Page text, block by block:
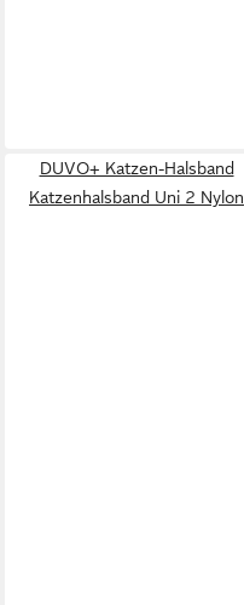
DUVO+ Katzen-Halsband
Katzenhalsband Uni 2 Nylon